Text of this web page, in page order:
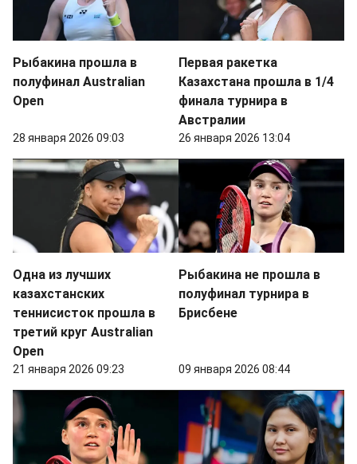
Рыбакина прошла в
полуфинал Australian
Open
28 января 2026 09:03
Первая ракетка
Казахстана прошла в 1/4
финала турнира в
Австралии
26 января 2026 13:04
Одна из лучших
казахстанских
теннисисток прошла в
третий круг Australian
Open
21 января 2026 09:23
Рыбакина не прошла в
полуфинал турнира в
Брисбене
09 января 2026 08:44